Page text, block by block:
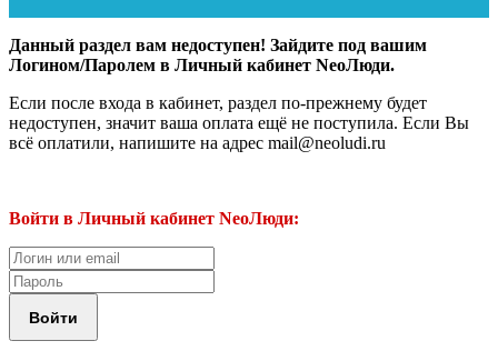
Данный раздел вам недоступен! Зайдите под вашим
Логином/Паролем в Личный кабинет NeoЛюди.
Если после входа в кабинет, раздел по-прежнему будет
недоступен, значит ваша оплата ещё не поступила. Если Вы
всё оплатили, напишите на адрес mail@neoludi.ru
Войти в Личный кабинет NeoЛюди: